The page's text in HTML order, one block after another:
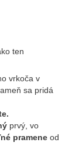
ten
vrkoča v
sa pridá
prvý, vo
pramene od